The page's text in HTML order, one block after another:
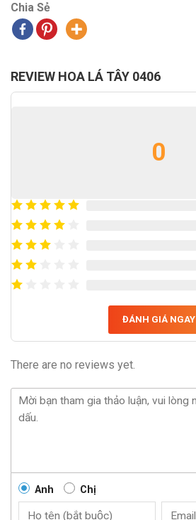
Chia Sẻ
REVIEW HOA LÁ TÂY 0406
0
ĐÁNH GIÁ NGAY
There are no reviews yet.
Anh Chị